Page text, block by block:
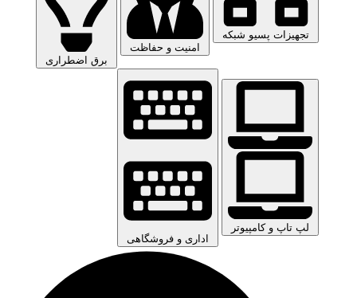
تجهیزات پسیو شبکه
امنیت و حفاظت
برق اضطراری
لپ تاپ و کامپیوتر
اداری و فروشگاهی